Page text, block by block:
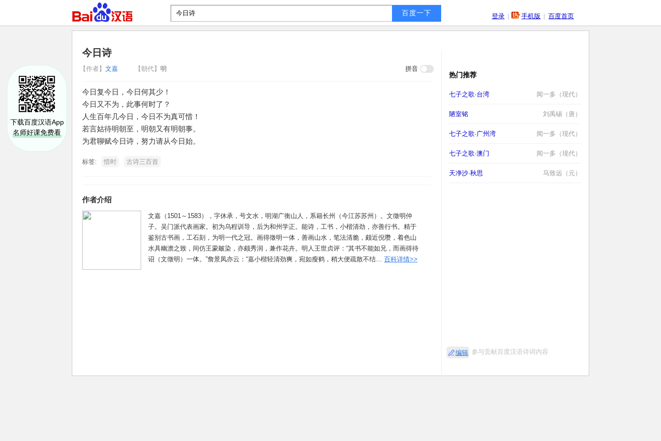
登录 | 手机版 | 百度首页
下载百度汉语App
名师好课免费看
今日诗
【作者】 文嘉 【朝代】 明 拼音
今日复今日，今日何其少！
今日又不为，此事何时了？
人生百年几今日，今日不为真可惜！
若言姑待明朝至，明朝又有明朝事。
为君聊赋今日诗，努力请从今日始。
标签: 惜时 古诗三百首
作者介绍
文嘉（1501～1583），字休承，号文水，明湖广衡山人，系籍长州（今江苏苏州）。文徵明仲
子。吴门派代表画家。初为乌程训导，后为和州学正。能诗，工书，小楷清劲，亦善行书。精于
鉴别古书画，工石刻，为明一代之冠。画得徵明一体，善画山水，笔法清脆，颇近倪瓒，着色山
水具幽澹之致，间仿王蒙皴染，亦颇秀润，兼作花卉。明人王世贞评：“其书不能如兄，而画得待
诏（文徵明）一体。”詹景凤亦云：“嘉小楷轻清劲爽，宛如瘦鹤，稍大便疏散不结… 百科详情>>
热门推荐
七子之歌·台湾 闻一多（现代）
陋室铭 刘禹锡（唐）
七子之歌·广州湾 闻一多（现代）
七子之歌·澳门 闻一多（现代）
天净沙·秋思 马致远（元）
编辑 参与贡献百度汉语诗词内容